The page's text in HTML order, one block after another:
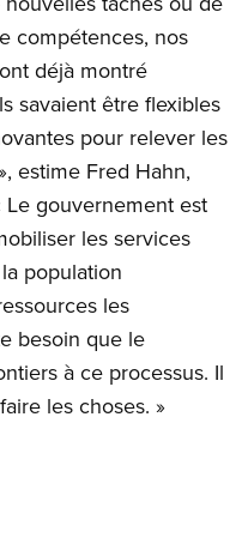
compétences, nos
déjà montré
savaient être flexibles
pour relever les
estime Fred Hahn,
Le gouvernement est
les services
population
les
besoin que le
à ce processus. Il
les choses. »